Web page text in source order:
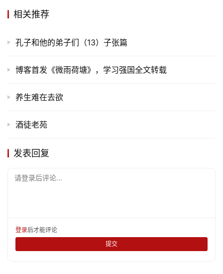
相关推荐
孔子和他的弟子们（13）子张篇
博客首发《微雨荷塘》，学习强国全文转载
养生难在去欲
酒徒老苑
发表回复
请登录后评论...
登录后才能评论
提交